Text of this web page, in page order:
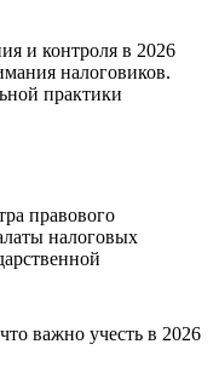
и контроля в 2026
налоговиков.
практики
правового
налоговых
важно учесть в 2026